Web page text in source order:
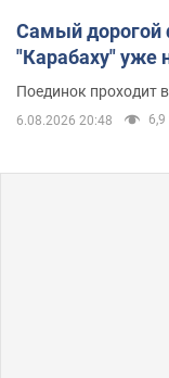
Самый дорогой
"Карабаху" уже
Поединок проходит
6.08.2026 20:48 6,9